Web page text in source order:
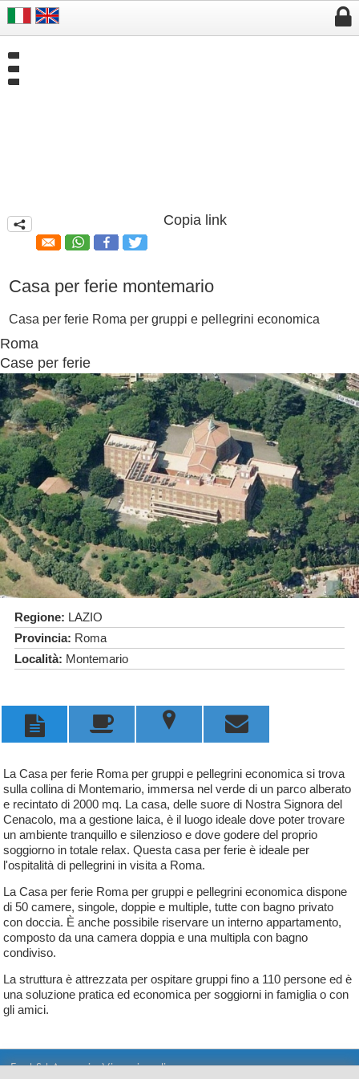


q Copia link
Casa per ferie montemario
Casa per ferie Roma per gruppi e pellegrini economica
Roma
Case per ferie
Regione: LAZIO
Provincia: Roma
Località: Montemario
  u 
La Casa per ferie Roma per gruppi e pellegrini economica si trova
sulla collina di Montemario, immersa nel verde di un parco alberato
e recintato di 2000 mq. La casa, delle suore di Nostra Signora del
Cenacolo, ma a gestione laica, è il luogo ideale dove poter trovare
un ambiente tranquillo e silenzioso e dove godere del proprio
soggiorno in totale relax. Questa casa per ferie è ideale per
l'ospitalità di pellegrini in visita a Roma.
La Casa per ferie Roma per gruppi e pellegrini economica dispone
di 50 camere, singole, doppie e multiple, tutte con bagno privato
con doccia. È anche possibile riservare un interno appartamento,
composto da una camera doppia e una multipla con bagno
condiviso.
La struttura è attrezzata per ospitare gruppi fino a 110 persone ed è
una soluzione pratica ed economica per soggiorni in famiglia o con
gli amici.
Fast Srl Agenzia Viaggi on line